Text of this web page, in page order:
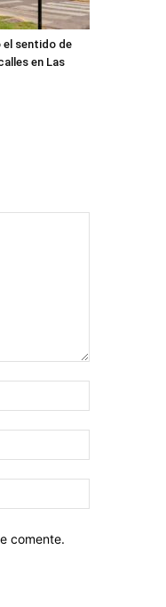
sentido de
en Las
comente.